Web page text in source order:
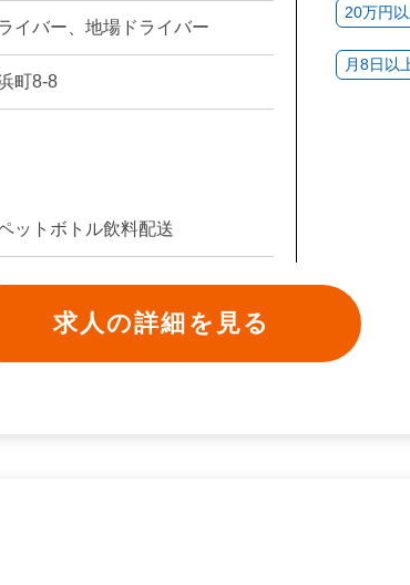
イバー、地場ドライバー
町8-8
ットボトル飲料配送
20万円
月8日以
求人の詳細を見る